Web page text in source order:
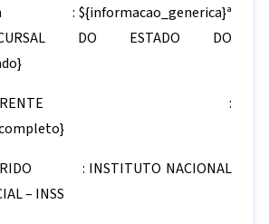
: ${informacao_generica}ª
DO ESTADO DO
:
: INSTITUTO NACIONAL
– INSS